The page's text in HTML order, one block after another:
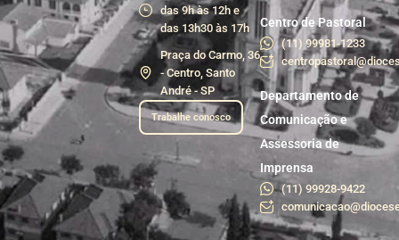
das 9h às 12h e
das 13h30 às 17h
Praça do Carmo, 36
- Centro, Santo
André - SP
Trabalhe conosco
Centro de Pastoral
(11) 99981-1233
Departamento de
Comunicação e
Assessoria de
Imprensa
(11) 99928-9422